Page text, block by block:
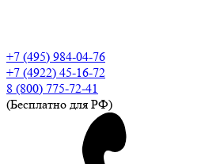
+7 (495) 984-04-76
+7 (4922) 45-16-72
8 (800) 775-72-41
(Бесплатно для РФ)